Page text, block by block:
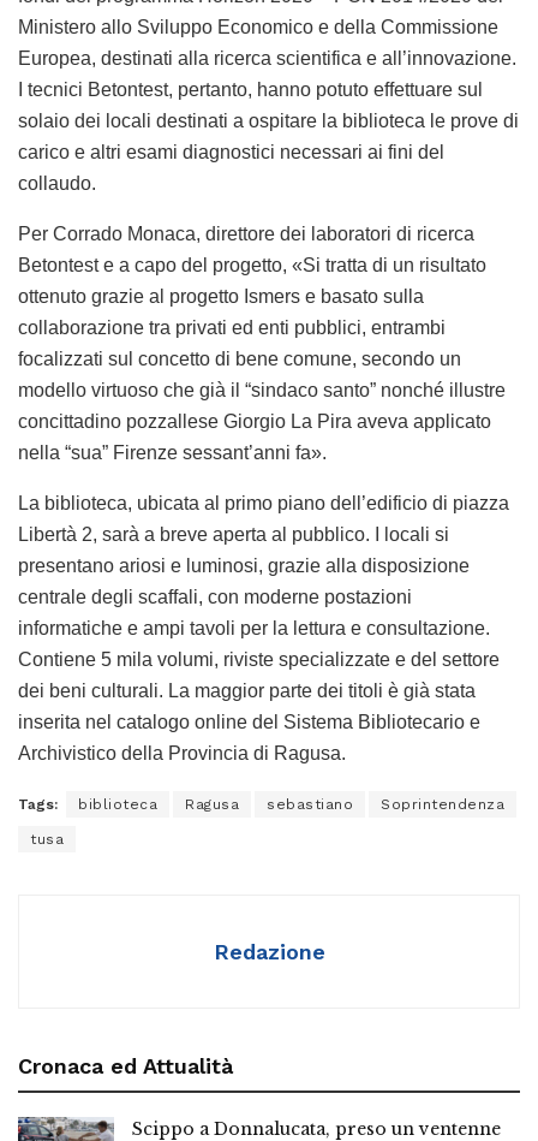
Ministero allo Sviluppo Economico e della Commissione
Europea, destinati alla ricerca scientifica e all’innovazione.
I tecnici Betontest, pertanto, hanno potuto effettuare sul
solaio dei locali destinati a ospitare la biblioteca le prove di
carico e altri esami diagnostici necessari ai fini del
collaudo.
Per Corrado Monaca, direttore dei laboratori di ricerca
Betontest e a capo del progetto, «Si tratta di un risultato
ottenuto grazie al progetto Ismers e basato sulla
collaborazione tra privati ed enti pubblici, entrambi
focalizzati sul concetto di bene comune, secondo un
modello virtuoso che già il “sindaco santo” nonché illustre
concittadino pozzallese Giorgio La Pira aveva applicato
nella “sua” Firenze sessant’anni fa».
La biblioteca, ubicata al primo piano dell’edificio di piazza
Libertà 2, sarà a breve aperta al pubblico. I locali si
presentano ariosi e luminosi, grazie alla disposizione
centrale degli scaffali, con moderne postazioni
informatiche e ampi tavoli per la lettura e consultazione.
Contiene 5 mila volumi, riviste specializzate e del settore
dei beni culturali. La maggior parte dei titoli è già stata
inserita nel catalogo online del Sistema Bibliotecario e
Archivistico della Provincia di Ragusa.
Tags: biblioteca Ragusa sebastiano Soprintendenza
tusa
Redazione
Cronaca ed Attualità
Scippo a Donnalucata, preso un ventenne